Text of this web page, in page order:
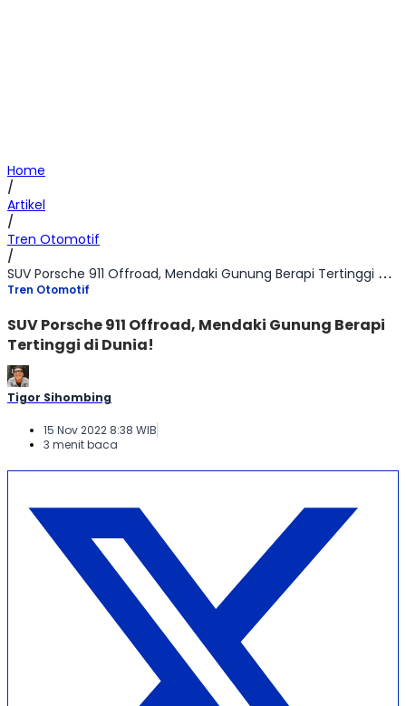
Home
/
Artikel
/
Tren Otomotif
/
SUV Porsche 911 Offroad, Mendaki Gunung Berapi Tertinggi di Dunia!
Tren Otomotif
SUV Porsche 911 Offroad, Mendaki Gunung Berapi
Tertinggi di Dunia!
Tigor Sihombing
15 Nov 2022 8:38 WIB
3 menit baca